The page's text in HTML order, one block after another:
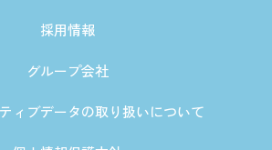
採用情報
グループ会社
ィブデータの取り扱いについて